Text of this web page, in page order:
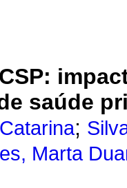
saúde
;
Marta